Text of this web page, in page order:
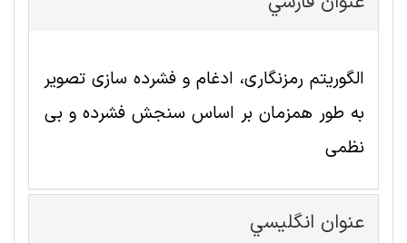
الگوریتم رمزنگاری، ادغام و فشرده سازی تصویر
به طور همزمان بر اساس سنجش فشرده و بی
نظمی
عنوان انگليسي